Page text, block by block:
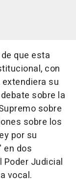
que esta
con
su
sobre la
sobre
sobre los
por su
en dos
Poder Judicial
vocal.